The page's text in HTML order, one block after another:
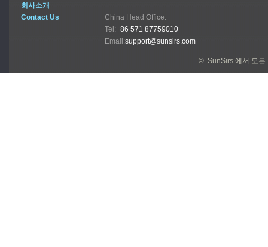
회사소개
Contact Us
China Head Office:
Tel:+86 571 87759010
Email:support@sunsirs.com
© SunSirs 에서 모